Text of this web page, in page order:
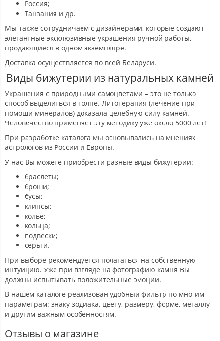
Россия;
Танзания и др.
Мы также сотрудничаем с дизайнерами, которые создают
элегантные эксклюзивные украшения ручной работы,
продающиеся в одном экземпляре.
Доставка осуществляется по всей Беларуси.
Виды бижутерии из натуральных камней
Украшения с природными самоцветами – это не только
способ выделиться в толпе. Литотерапия (лечение при
помощи минералов) доказала целебную силу камней.
Человечество применяет эту методику уже около 5000 лет!
При разработке каталога мы основывались на мнениях
астрологов из России и Европы.
У нас Вы можете приобрести разные виды бижутерии:
браслеты;
броши;
бусы;
клипсы;
колье;
кольца;
подвески;
серьги.
При выборе рекомендуется полагаться на собственную
интуицию. Уже при взгляде на фотографию камня Вы
должны испытывать положительные эмоции.
В нашем каталоге реализован удобный фильтр по многим
параметрам: знаку зодиака, цвету, размеру, форме, металлу
и другим важным особенностям.
Отзывы о магазине